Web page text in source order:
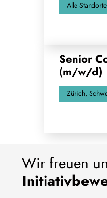
Alle Standorte
Senior
(m/w/d)
Zürich,
Wir freuen